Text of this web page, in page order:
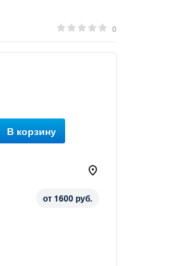
0
В корзину
от 1600 руб.